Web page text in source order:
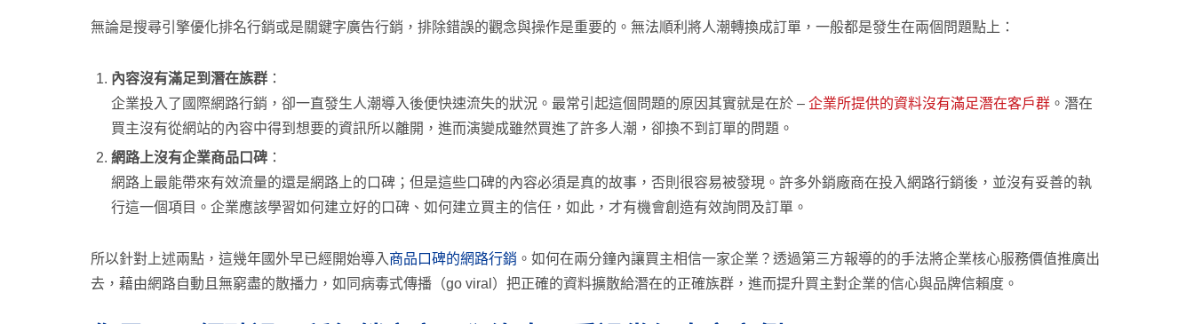
無論是搜尋引擎優化排名行銷或是關鍵字廣告行銷，排除錯誤的觀念與操作是重要的。無法順利將人潮轉換成訂單，一般都是發生在兩個問題點上：
內容沒有滿足到潛在族群 ：
企業投入了國際網路行銷，卻一直發生人潮導入後便快速流失的狀況。最常引起這個問題的原因其實就是在於 – 企業所提供的資料沒有滿足潛在客戶群 。潛在
買主沒有從網站的內容中得到想要的資訊所以離開，進而演變成雖然買進了許多人潮，卻換不到訂單的問題。
網路上沒有企業商品口碑 ：
網路上最能帶來有效流量的還是網路上的口碑；但是這些口碑的內容必須是真的故事，否則很容易被發現。許多外銷廠商在投入網路行銷後，並沒有妥善的執
行這一個項目。企業應該學習如何建立好的口碑、如何建立買主的信任，如此，才有機會創造有效詢問及訂單。
所以針對上述兩點，這幾年國外早已經開始導入 商品口碑的網路行銷 。如何在兩分鐘內讓買主相信一家企業？透過第三方報導的的手法將企業核心服務價值推廣出
去，藉由網路自動且無窮盡的散播力，如同病毒式傳播（go viral）把正確的資料擴散給潛在的正確族群，進而提升買主對企業的信心與品牌信賴度。